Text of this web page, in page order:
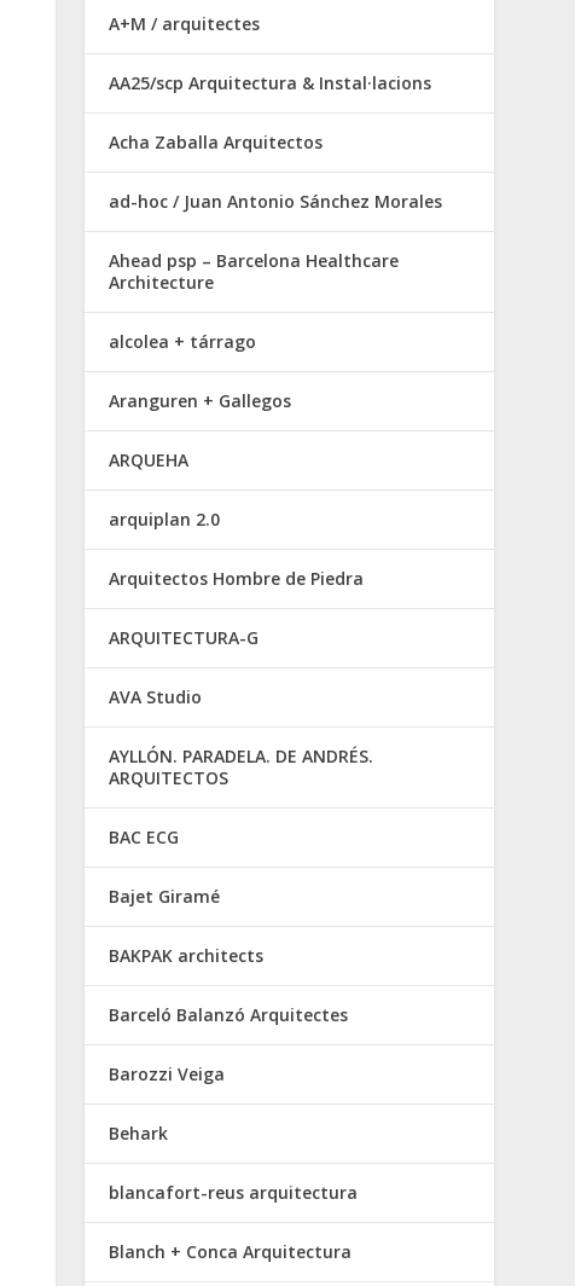
A+M / arquitectes
AA25/scp Arquitectura & Instal·lacions
Acha Zaballa Arquitectos
ad-hoc / Juan Antonio Sánchez Morales
Ahead psp – Barcelona Healthcare
Architecture
alcolea + tárrago
Aranguren + Gallegos
ARQUEHA
arquiplan 2.0
Arquitectos Hombre de Piedra
ARQUITECTURA-G
AVA Studio
AYLLÓN. PARADELA. DE ANDRÉS.
ARQUITECTOS
BAC ECG
Bajet Giramé
BAKPAK architects
Barceló Balanzó Arquitectes
Barozzi Veiga
Behark
blancafort-reus arquitectura
Blanch + Conca Arquitectura